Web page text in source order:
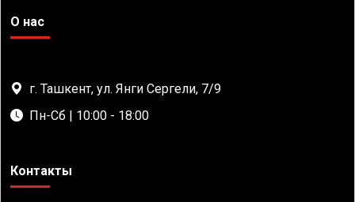
О нас
г. Ташкент, ул. Янги Сергели, 7/9
Пн-Сб | 10:00 - 18:00
Контакты